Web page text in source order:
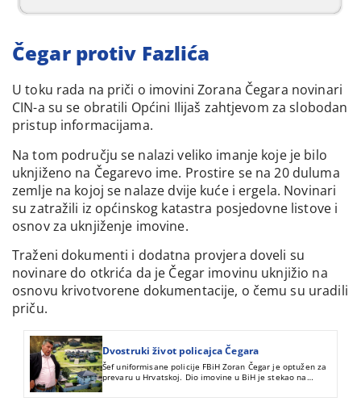
Čegar protiv Fazlića
U toku rada na priči o imovini Zorana Čegara novinari
CIN-a su se obratili Općini Ilijaš zahtjevom za slobodan
pristup informacijama.
Na tom području se nalazi veliko imanje koje je bilo
uknjiženo na Čegarevo ime. Prostire se na 20 duluma
zemlje na kojoj se nalaze dvije kuće i ergela. Novinari
su zatražili iz općinskog katastra posjedovne listove i
osnov za uknjiženje imovine.
Traženi dokumenti i dodatna provjera doveli su
novinare do otkrića da je Čegar imovinu uknjižio na
osnovu krivotvorene dokumentacije, o čemu su uradili
priču.
Dvostruki život policajca Čegara
Šef uniformisane policije FBiH Zoran Čegar je optužen za
prevaru u Hrvatskoj. Dio imovine u BiH je stekao na
nezakonit način. CIN otkriva da je na osnovu falsifikovanih